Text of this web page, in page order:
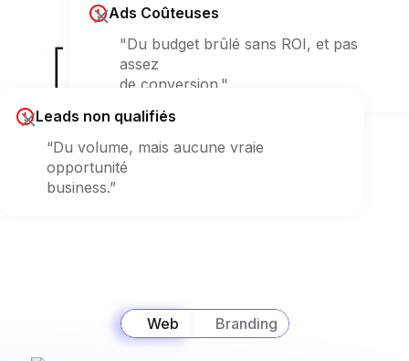
Ads Coûteuses
"Du budget brûlé sans ROI, et pas
assez
de conversion."
Leads non qualifiés
“Du volume, mais aucune vraie
opportunité
business.”
[ Erreur 404 ]
sur votre croissance ?
Web Branding